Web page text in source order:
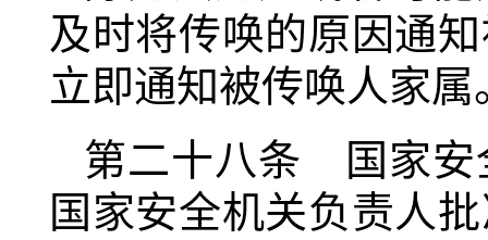
及时将传唤的原因通
立即通知被传唤人家属
第二十八条 国家安
国家安全机关负责人